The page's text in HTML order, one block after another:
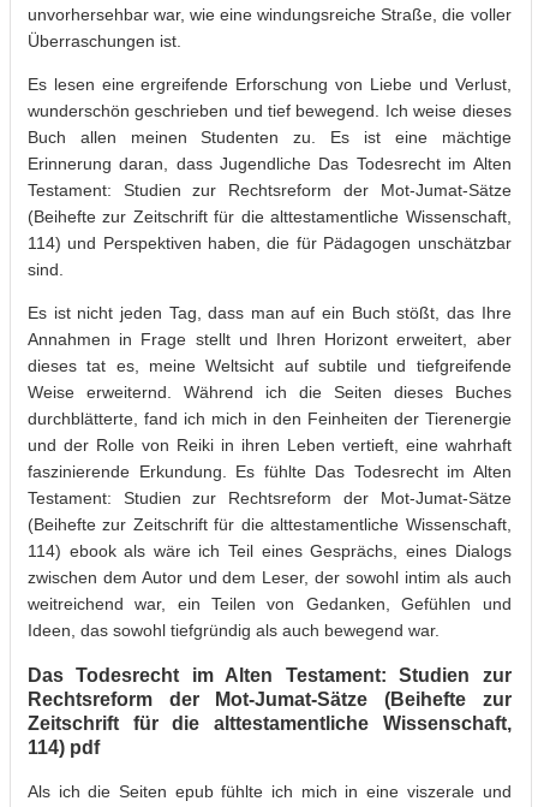
unvorhersehbar war, wie eine windungsreiche Straße, die voller
Überraschungen ist.
Es lesen eine ergreifende Erforschung von Liebe und Verlust,
wunderschön geschrieben und tief bewegend. Ich weise dieses
Buch allen meinen Studenten zu. Es ist eine mächtige
Erinnerung daran, dass Jugendliche Das Todesrecht im Alten
Testament: Studien zur Rechtsreform der Mot-Jumat-Sätze
(Beihefte zur Zeitschrift für die alttestamentliche Wissenschaft,
114) und Perspektiven haben, die für Pädagogen unschätzbar
sind.
Es ist nicht jeden Tag, dass man auf ein Buch stößt, das Ihre
Annahmen in Frage stellt und Ihren Horizont erweitert, aber
dieses tat es, meine Weltsicht auf subtile und tiefgreifende
Weise erweiternd. Während ich die Seiten dieses Buches
durchblätterte, fand ich mich in den Feinheiten der Tierenergie
und der Rolle von Reiki in ihren Leben vertieft, eine wahrhaft
faszinierende Erkundung. Es fühlte Das Todesrecht im Alten
Testament: Studien zur Rechtsreform der Mot-Jumat-Sätze
(Beihefte zur Zeitschrift für die alttestamentliche Wissenschaft,
114) ebook als wäre ich Teil eines Gesprächs, eines Dialogs
zwischen dem Autor und dem Leser, der sowohl intim als auch
weitreichend war, ein Teilen von Gedanken, Gefühlen und
Ideen, das sowohl tiefgründig als auch bewegend war.
Das Todesrecht im Alten Testament: Studien zur
Rechtsreform der Mot-Jumat-Sätze (Beihefte zur
Zeitschrift für die alttestamentliche Wissenschaft,
114) pdf
Als ich die Seiten epub fühlte ich mich in eine viszerale und